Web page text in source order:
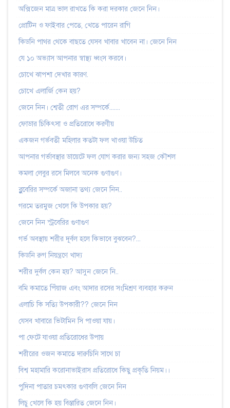
অক্সিজেন মাত্র ভাল রাখতে কি করা দরকার জেনে নিন।
প্রোটিন ও ফাইবার পেতে, খেতে পারেন রাগি
কিডনি পাথর থেকে বাছতে যেসব খাবার খাবেন না। জেনে নিন
যে ১০ অভ্যাস আপনার স্বাস্থ্য ধ্বংস করবে।
চোখে ঝাপশা দেখার কারণ.
চোখে এলার্জি কেন হয়?
জেনে নিন। শ্বেতী রোগ এর সম্পর্কে.......
ফোডার চিকিৎসা ও প্রতিরোধে করণীয়
একজন গর্ভবতী মহিলার কতটা ফল খাওয়া উচিত
আপনার গর্ভাবস্থার ডায়েটে ফল যোগ করার জন্য সহজ কৌশল
কমলা লেবুর রসে মিলবে অনেক গুণাগুণ।
ব্লুবেরির সম্পর্কে অজানা তথ্য জেনে নিন..
গরমে তরমুজ খেলে কি উপকার হয়?
জেনে নিন স্ট্রবেরির গুণাগুণ
গর্ভ অবস্থায় শরীর দূর্বল হলে কিভাবে বুঝবেন?...
কিডনি রুগ নিয়ন্ত্রণে খাদ্য
শরীর দুর্বল কেন হয়? আসুন জেনে নি..
বমি কমাতে পিঁয়াজ এবং আদার রসের সংমিশ্রণ ব্যবহার করুন
এলাচি কি সত্যি উপকারী?? জেনে নিন
যেসব খাবারে ভিটামিন সি পাওয়া যায়।
পা ফেটে যাওয়া প্রতিরোধের উপায়
শরীরের ওজন কমাতে দারুচিনি সাথে চা
বিশ্ব মহামারি করোনাভাইরাস প্রতিরোধে কিছু প্রকৃতি নিয়ম।।
পুদিনা পাতার চমৎকার গুণাবলি জেনে নিন
লিচু খেলে কি হয় বিস্তারিত জেনে নিন।